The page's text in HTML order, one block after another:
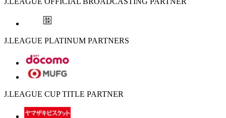
J.LEAGUE PLATINUM PARTNERS
J.LEAGUE CUP TITLE PARTNER